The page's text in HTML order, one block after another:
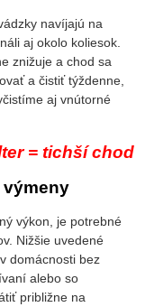
navíjajú na
aj okolo koliesok.
znižuje a chod sa
a čistiť týždenne,
aj vnútorné
= tichší chod
výmeny
výkon, je potrebné
Nižšie uvedené
domácnosti bez
alebo so
približne na